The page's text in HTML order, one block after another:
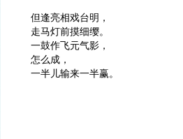
但逢亮相戏台明，
走马灯前摸细缨。
一鼓作飞元气影，
怎么成，
一半儿输来一半赢。